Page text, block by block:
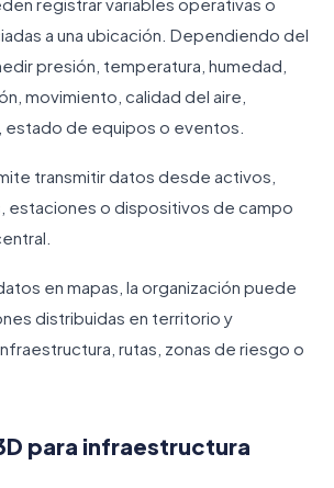
a una ubicación. Dependiendo del
presión, temperatura, humedad,
movimiento, calidad del aire,
estado de equipos o eventos.
transmitir datos desde activos,
estaciones o dispositivos de campo
en mapas, la organización puede
distribuidas en territorio y
rutas, zonas de riesgo o
para infraestructura